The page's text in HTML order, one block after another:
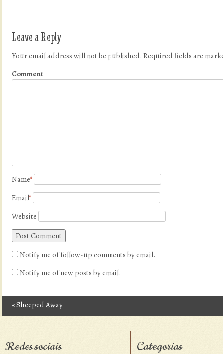
Leave a Reply
Your email address will not be published. Required fields are
Comment
Name*
Email*
Website
Notify me of follow-up comments by email.
Notify me of new posts by email.
Post navigation
«Sheeped Away
Redes sociais Categorias